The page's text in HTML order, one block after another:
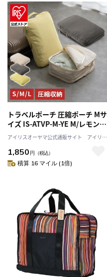
トラベルポーチ 圧縮ポーチ Mサ
イズ IS-ATVP-M-YE M/レモンク
リーム
アイリスオーヤマ公式通販サイト アイリス
1,850 円 （税込）
積算 16 マイル (1倍)